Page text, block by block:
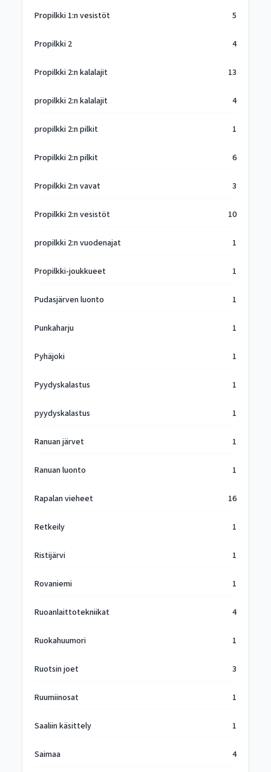
Propilkki 1:n vesistöt 5
Propilkki 2 4
Propilkki 2:n kalalajit 13
propilkki 2:n kalalajit 4
propilkki 2:n pilkit 1
Propilkki 2:n pilkit 6
Propilkki 2:n vavat 3
Propilkki 2:n vesistöt 10
propilkki 2:n vuodenajat 1
Propilkki-joukkueet 1
Pudasjärven luonto 1
Punkaharju 1
Pyhäjoki 1
Pyydyskalastus 1
pyydyskalastus 1
Ranuan järvet 1
Ranuan luonto 1
Rapalan vieheet 16
Retkeily 1
Ristijärvi 1
Rovaniemi 1
Ruoanlaittotekniikat 4
Ruokahuumori 1
Ruotsin joet 3
Ruumiinosat 1
Saaliin käsittely 1
Saimaa 4